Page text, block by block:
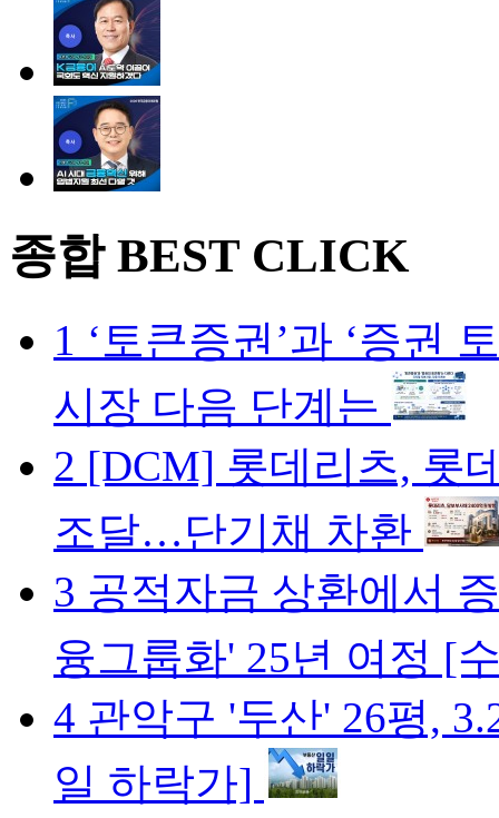
종합 BEST CLICK
1 ‘토큰증권’과 ‘증권
시장 다음 단계는
2 [DCM] 롯데리츠, 롯
조달…단기채 차환
3 공적자금 상환에서
융그룹화' 25년 여정 [
4 관악구 '두산' 26평,
일 하락가]